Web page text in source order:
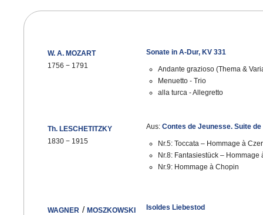
W. A. MOZART
1756 − 1791
Th. LESCHETITZKY
1830 − 1915
WAGNER / MOSZKOWSKI
Sonate in A-Dur, KV 331
Andante grazioso (Thema &
Menuetto - Trio
alla turca - Allegretto
Aus: Contes de Jeunesse. Suite
Nr.5: Toccata – Hommage à
Nr.8: Fantasiestück – Hommage
Nr.9: Hommage à Chopin
Isoldes Liebestod